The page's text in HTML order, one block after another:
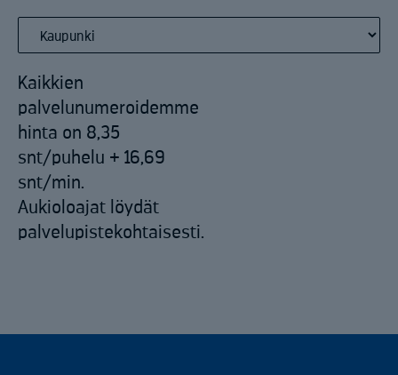
Kaikkien
palvelunumeroidemme
hinta on 8,35
snt/puhelu + 16,69
snt/min.
Aukioloajat löydät
palvelupistekohtaisesti.